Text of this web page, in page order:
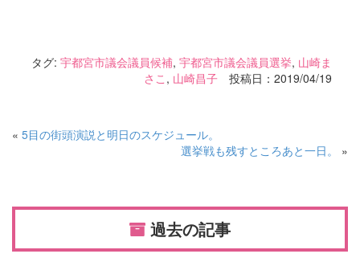
タグ: 宇都宮市議会議員候補, 宇都宮市議会議員選挙, 山崎ま
さこ , 山崎昌子 投稿日：2019/04/19
« 5目の街頭演説と明日のスケジュール。
選挙戦も残すところあと一日。
»
過去の記事